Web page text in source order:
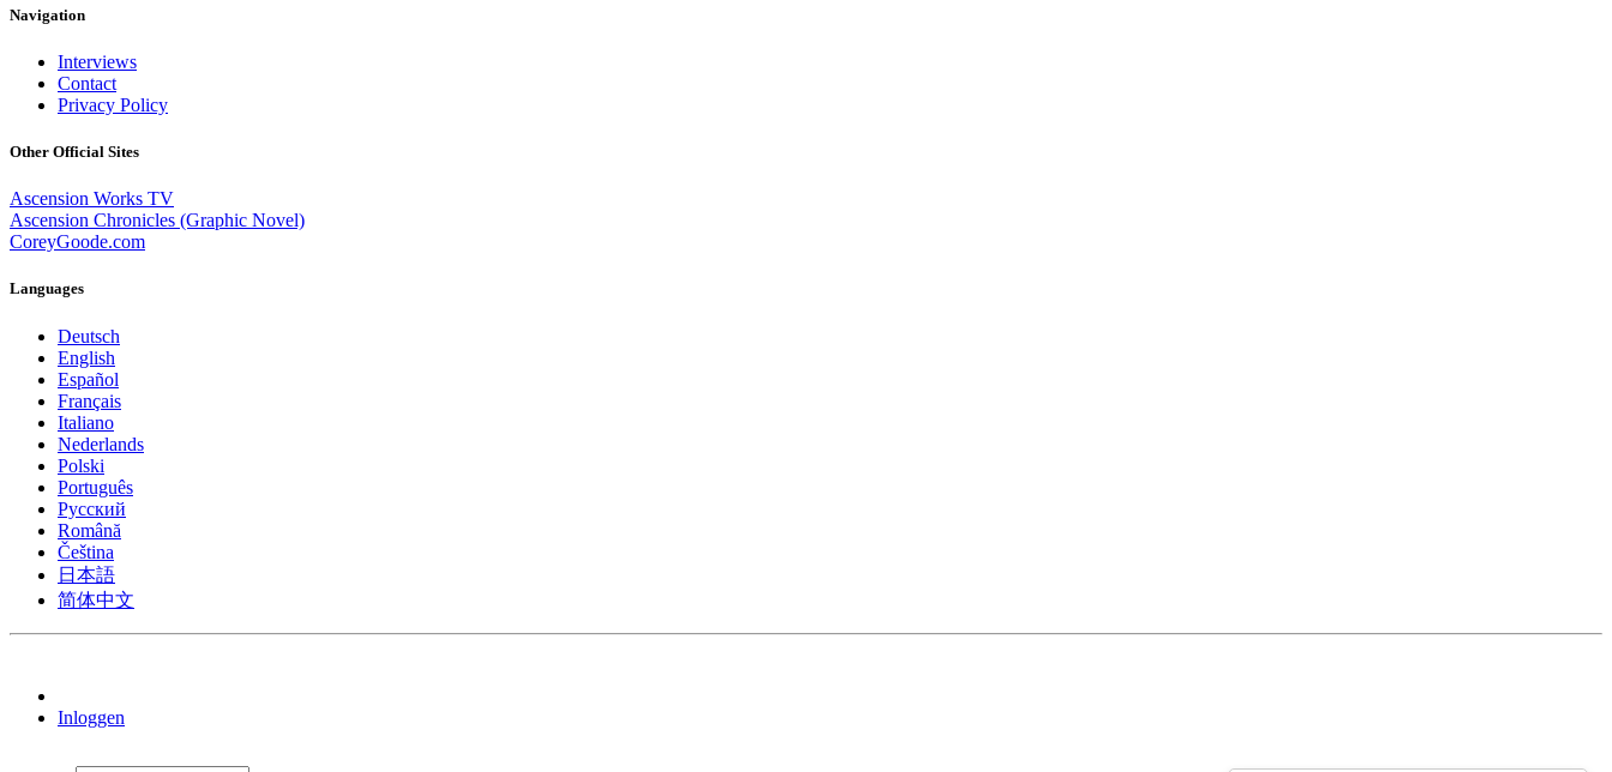
Navigation
Interviews
Contact
Privacy Policy
Other Official Sites
Ascension Works TV
Ascension Chronicles (Graphic Novel)
CoreyGoode.com
Languages
Deutsch
English
Español
Français
Italiano
Nederlands
Polski
Português
Pусский
Română
Čeština
日本語
简体中文
Inloggen